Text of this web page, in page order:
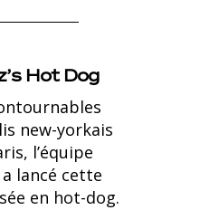
Hot Dog
new-yorkais
l’équipe
a lancé cette
en hot-dog.